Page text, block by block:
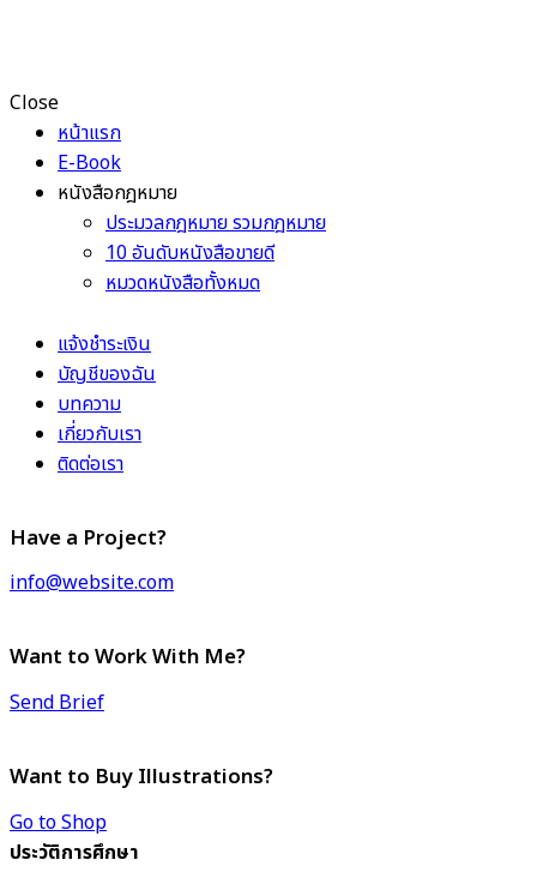
Close
หน้าแรก
E-Book
หนังสือกฎหมาย
ประมวลกฎหมาย รวมกฎหมาย
10 อันดับหนังสือขายดี
หมวดหนังสือทั้งหมด
แจ้งชำระเงิน
บัญชีของฉัน
บทความ
เกี่ยวกับเรา
ติดต่อเรา
Have a Project?
info@website.com
Want to Work With Me?
Send Brief
Want to Buy Illustrations?
Go to Shop
ประวัติการศึกษา